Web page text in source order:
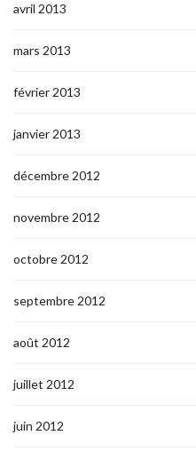
avril 2013
mars 2013
février 2013
janvier 2013
décembre 2012
novembre 2012
octobre 2012
septembre 2012
août 2012
juillet 2012
juin 2012